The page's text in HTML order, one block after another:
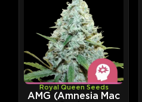
Royal Queen Seeds
AMG (Amnesia Mac